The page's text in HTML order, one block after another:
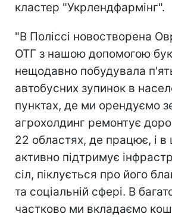
кластер "Укрлендфармінг".
"В Поліссі новостворена
ОТГ з нашою допомогою
нещодавно побудувала
автобусних зупинок в
пунктах, де ми орендуємо
агрохолдинг ремонтує
22 областях, де працює, і в
активно підтримує
сіл, піклується про його
та соціальній сфері. В
частково ми вкладаємо